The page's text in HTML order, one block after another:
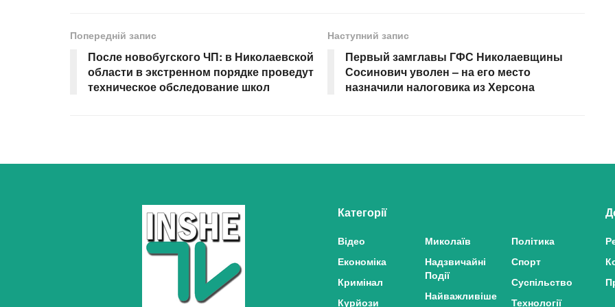
Попередній запис
После новобугского ЧП: в Николаевской
области в экстренном порядке проведут
техническое обследование школ
Наступний запис
Первый замглавы ГФС Николаевщины
Сосинович уволен – на его место
назначили налоговика из Херсона
Категорії
Відео
Економіка
Кримінал
Курйози
Миколаїв
Надзвичайні
Події
Найважливіше
Політика
Спорт
Суспільство
Технології